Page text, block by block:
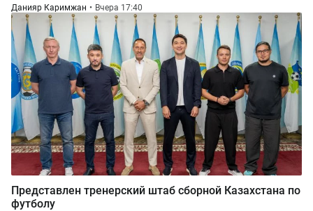
Данияр Каримжан Вчера 17:40
Представлен тренерский штаб сборной Казахстана по
футболу